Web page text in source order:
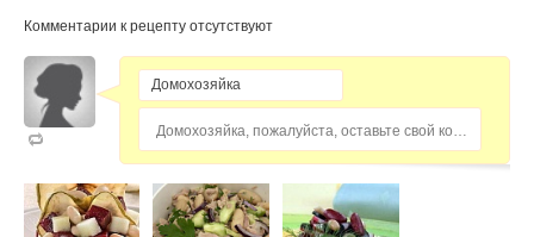
Комментарии к рецепту отсутствуют